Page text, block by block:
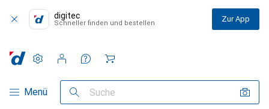
digitec
Schneller finden und bestellen Zur App
Navigation nach Kategorien
Menü Suche
Einstellungen
Kundenkonto
Vergleichslisten
Merklisten
Warenkorb